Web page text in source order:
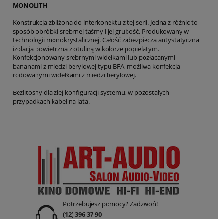
MONOLITH
Konstrukcja zbliżona do interkonektu z tej serii. Jedna z różnic to
sposób obróbki srebrnej taśmy i jej grubość. Produkowany w
technologii monokrystalicznej. Całość zabezpiecza antystatyczna
izolacja powietrzna z otuliną w kolorze popielatym.
Konfekcjonowany srebrnymi widełkami lub pozłacanymi
bananami z miedzi berylowej typu BFA, możliwa konfekcja
rodowanymi widełkami z miedzi berylowej.
Bezlitosny dla złej konfiguracji systemu, w pozostałych
przypadkach kabel na lata.
Potrzebujesz pomocy? Zadzwoń!
(12) 396 37 90